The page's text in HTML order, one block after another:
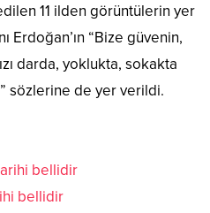
11 ilden görüntülerin yer
Erdoğan’ın “Bize güvenin,
darda, yoklukta, sokakta
sözlerine de yer verildi.
bellidir